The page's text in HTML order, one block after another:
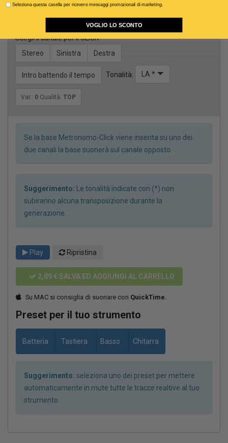
Scegli il canale per il CLICK
Stereo
Sinistra Destra
Intro battendo il tempo Tonalità: LA *
Var.: 0 Qualità: TOP
Se la base Metronomo-Click viene inserita su uno dei
due canali la base suonerà sul canale opposto.
Suggerimento: Le tonalità indicate con (*) non
subiranno alcuna transposizione durante la
generazione.
Play Ripristina
2,89 € SALVA ED AGGIUNGI AL CARRELLO
Su MAC si consiglia di suonare con QuickTime.
Preset per il tuo strumento
Batteria Tastiera Basso Chitarra
Suggerimento: seleziona uno dei preset per mettere
automaticamente in mute tutte le tracce realtive al tuo
strumento.
Seleziona questa casella per ricevere messaggi promozionali di marketing.
VOGLIO LO SCONTO